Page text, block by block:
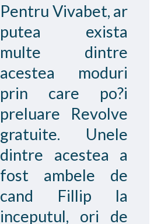
Pentru Vivabet, ar
putea exista
multe dintre
acestea moduri
prin care po?i
preluare Revolve
gratuite. Unele
dintre acestea a
fost ambele de
cand Fillip la
inceputul, ori de